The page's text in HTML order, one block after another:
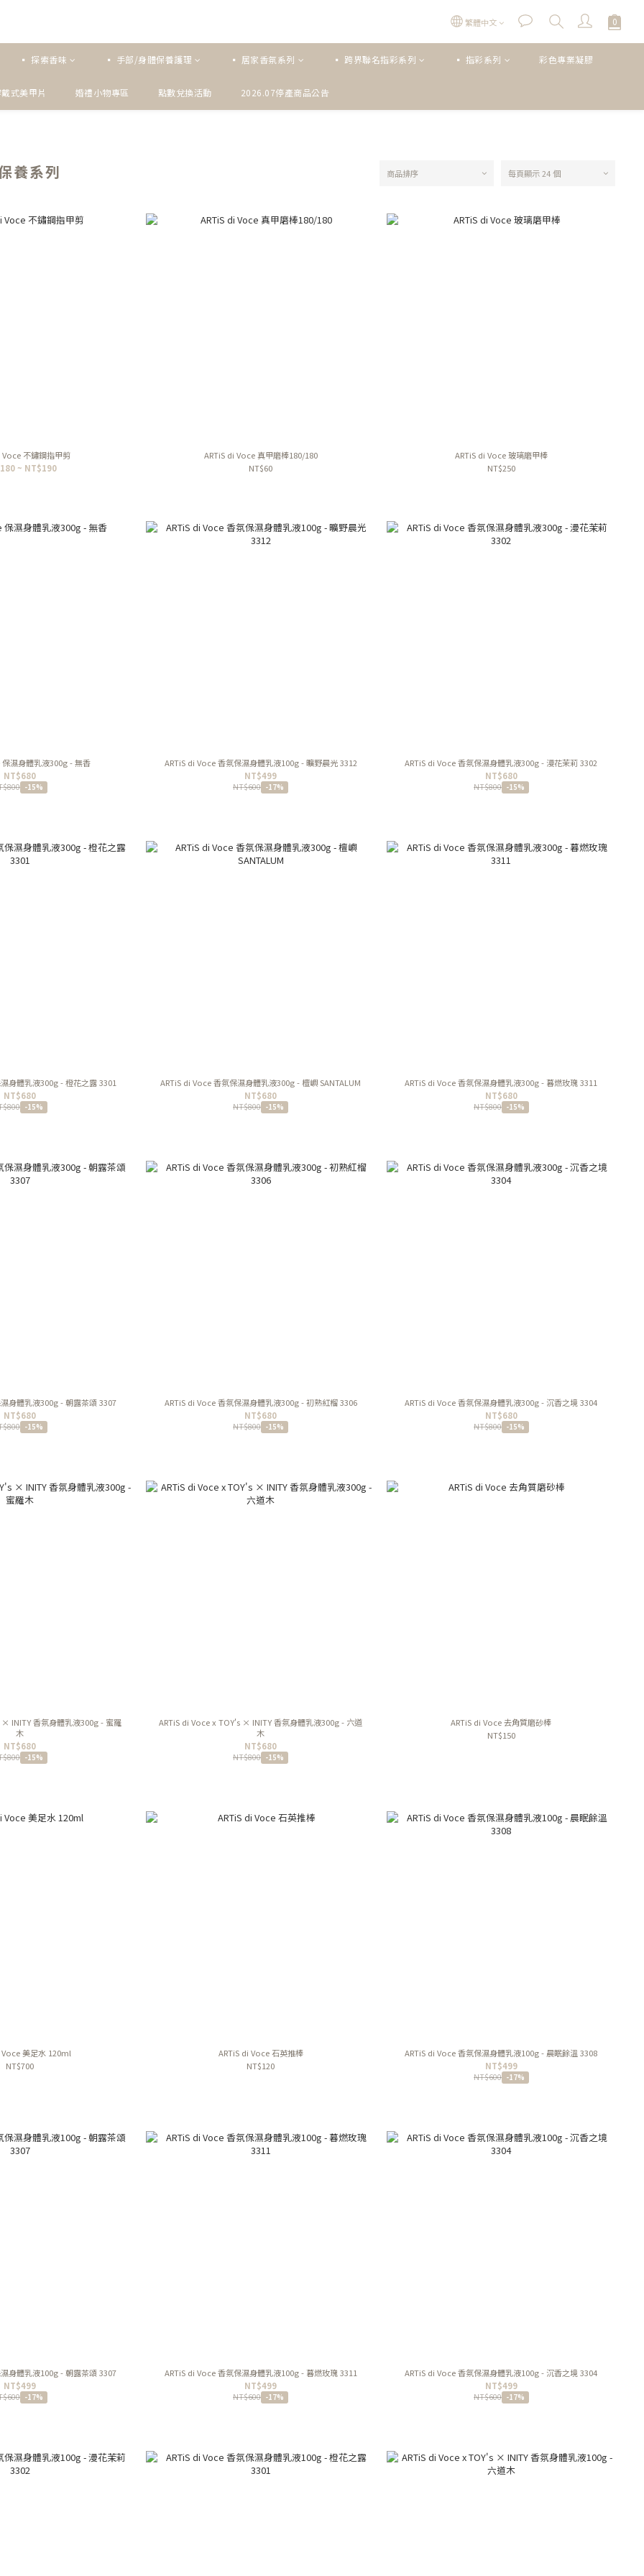
繁體中文
▪ 探索香味 ▪ 手部/身體保養護理 ▪ 居家香氛系列 ▪ 跨界聯名指彩系列 ▪ 指彩系列 彩色專業凝膠
戴式美甲片 婚禮小物專區 點數兌換活動 2026.07停產商品公告
養系列 商品排序 每頁顯示 24 個
Voce 不鏽鋼指甲剪
~ NT$190
ARTiS di Voce 真甲磨棒180/180
NT$60
ARTiS di Voce 玻璃磨甲棒
NT$250
濕身體乳液300g - 無香
NT$680
-15%
ARTiS di Voce 香氛保濕身體乳液100g - 曠野晨光 3312
NT$499
NT$600 -17%
ARTiS di Voce 香氛保濕身體乳液300g - 漫花茉莉 3302
NT$680
NT$800 -15%
身體乳液300g - 橙花之露 3301
NT$680
-15%
ARTiS di Voce 香氛保濕身體乳液300g - 檀嶼 SANTALUM
NT$680
NT$800 -15%
ARTiS di Voce 香氛保濕身體乳液300g - 暮燃玫瑰 3311
NT$680
NT$800 -15%
身體乳液300g - 朝露茶頌 3307
NT$680
-15%
ARTiS di Voce 香氛保濕身體乳液300g - 初熟紅榴 3306
NT$680
NT$800 -15%
ARTiS di Voce 香氛保濕身體乳液300g - 沉香之境 3304
NT$680
NT$800 -15%
INITY 香氛身體乳液300g - 蜜羅
木
NT$680
-15%
ARTiS di Voce x TOY's × INITY 香氛身體乳液300g - 六道
木
NT$680
NT$800 -15%
ARTiS di Voce 去角質磨砂棒
NT$150
Voce 美足水 120ml
NT$700
ARTiS di Voce 石英推棒
NT$120
ARTiS di Voce 香氛保濕身體乳液100g - 晨眠餘溫 3308
NT$499
NT$600 -17%
身體乳液100g - 朝露茶頌 3307
NT$499
-17%
ARTiS di Voce 香氛保濕身體乳液100g - 暮燃玫瑰 3311
NT$499
NT$600 -17%
ARTiS di Voce 香氛保濕身體乳液100g - 沉香之境 3304
NT$499
NT$600 -17%